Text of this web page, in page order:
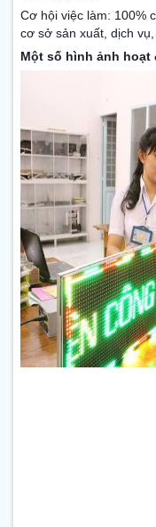
Cơ hội việc làm: 100%
cơ sở sản xuất, dịch vụ,
Một số hình ảnh hoạt